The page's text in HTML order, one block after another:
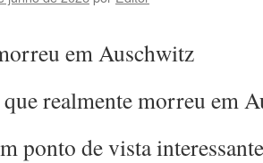
em Auschwitz
realmente morreu em
ponto de vista